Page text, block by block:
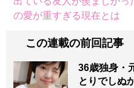
の愛が重すぎる現在とは
この連載の前回記事
36歳独身・
とりでしぬ